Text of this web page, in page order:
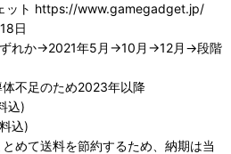
ト https://www.gamegadget.jp/
日
ずれか→2021年5月→10月→12月→段階
不足のため2023年以降
込)
込)
めて送料を節約するため、納期は当